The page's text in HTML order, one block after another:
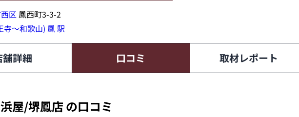
区 鳳西町3-3-2
寺～和歌山) 鳳 駅
舗詳細 口コミ 取材レポート
屋/堺鳳店 の口コミ